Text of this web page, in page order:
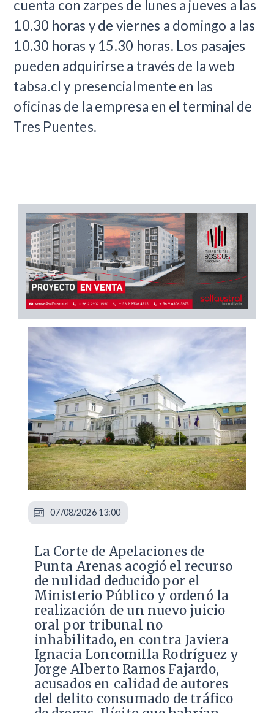
cuenta con zarpes de lunes a jueves a las
10.30 horas y de viernes a domingo a las
10.30 horas y 15.30 horas. Los pasajes
pueden adquirirse a través de la web
tabsa.cl y presencialmente en las
oficinas de la empresa en el terminal de
Tres Puentes.
La Corte de Apelaciones de
Punta Arenas acogió el recurso
de nulidad deducido por el
Ministerio Público y ordenó la
realización de un nuevo juicio
oral por tribunal no
inhabilitado, en contra Javiera
Ignacia Loncomilla Rodríguez y
Jorge Alberto Ramos Fajardo,
acusados en calidad de autores
del delito consumado de tráfico
07/08/2026 13:00